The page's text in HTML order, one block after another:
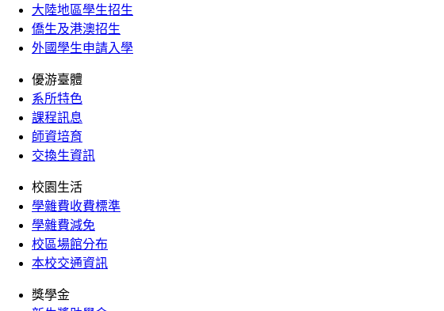
大陸地區學生招生
僑生及港澳招生
外國學生申請入學
優游臺體
系所特色
課程訊息
師資培育
交換生資訊
校園生活
學雜費收費標準
學雜費減免
校區場館分布
本校交通資訊
獎學金